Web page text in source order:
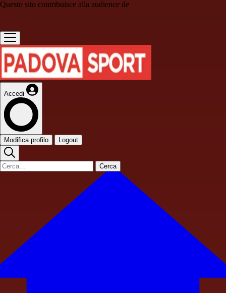
Questo sito contribuisce alla audience de
Accedi
Modifica profilo Logout
Cerca